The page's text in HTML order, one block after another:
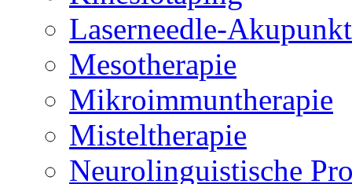
Laserneedle-
Mesotherapie
Mikroimmuntherapie
Misteltherapie
Neurolinguistische